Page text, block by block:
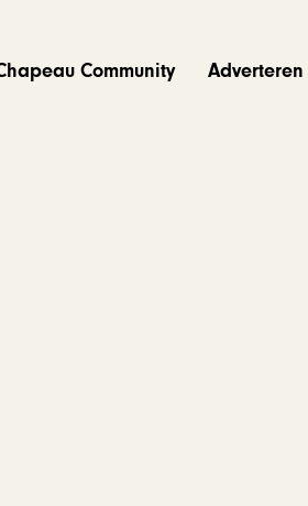
Community Adverteren